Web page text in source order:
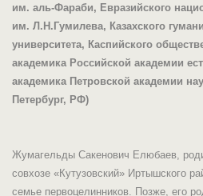
им. аль-Фараби, Евразийского
им. Л.Н.Гумилева, Казахского
университета, Каспийского
академика Российской академии
академика Петровской академии
Петербург, РФ)
Жумагельды Сакенович Елюбаев,
совхозе «Кутузовский» Иртышского
семье первоцелинников. Позже, его